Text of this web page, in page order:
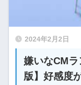
2024年2月2日
嫌いなCM
版】好感度